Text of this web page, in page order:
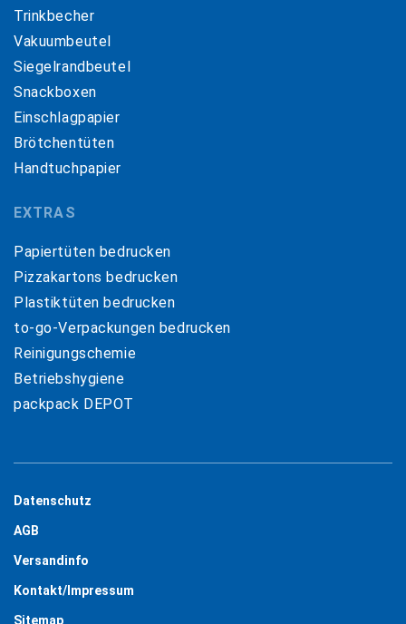
Trinkbecher
Vakuumbeutel
Siegelrandbeutel
Snackboxen
Einschlagpapier
Brötchentüten
Handtuchpapier
EXTRAS
Papiertüten bedrucken
Pizzakartons bedrucken
Plastiktüten bedrucken
to-go-Verpackungen bedrucken
Reinigungschemie
Betriebshygiene
packpack DEPOT
Datenschutz
AGB
Versandinfo
Kontakt/Impressum
Sitemap